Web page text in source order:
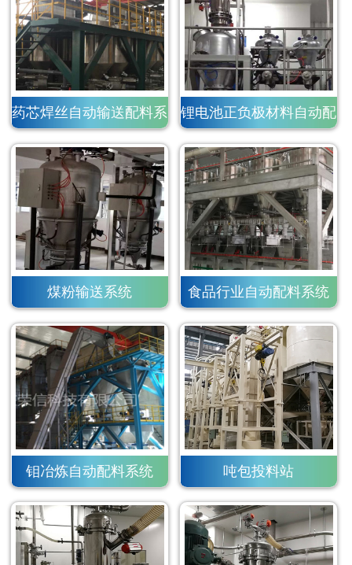
药芯焊丝自动输送配料系
统
锂电池正负极材料自动配
料系统
煤粉输送系统 食品行业自动配料系统
钼冶炼自动配料系统 吨包投料站